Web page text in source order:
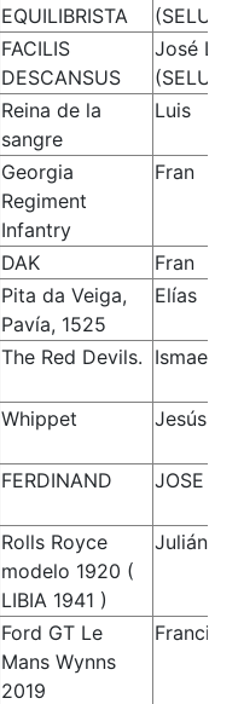
EQUILIBRISTA
(SELU)
FACILIS
DESCANSUS
José Luis
(SELU)
Reina de la
sangre
Luis
Georgia
Regiment
Infantry
Fran
DAK
Fran
Pita da Veiga,
Pavía, 1525
Elías
The Red Devils. Ismael
Whippet Jesús
FERDINAND JOSE
Rolls Royce
modelo 1920 (
LIBIA 1941 )
Julián
Ford GT Le
Mans Wynns
2019
Francisco